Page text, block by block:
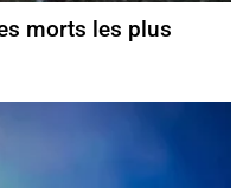
morts les plus